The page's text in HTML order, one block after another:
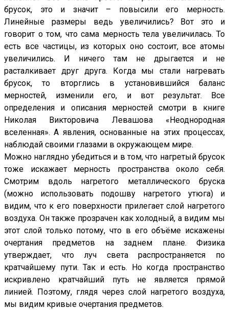
брусок, это и значит – повысили его мерность.
Линейные размеры ведь увеличились? Вот это и
говорит о том, что сама мерность тела увеличилась. То
есть все частицы, из которых оно состоит, все атомы
увеличились. И ничего там не дрыгается и не
расталкивает друг друга. Когда мы стали нагревать
брусок, то вторглись в установившийся баланс
мерностей, изменили его, и вот результат. Все
определения и описания мерностей смотри в книге
Николая Викторовича Левашова «Неоднородная
вселенная». А явления, основанные на этих процессах,
наблюдай своими глазами в окружающем мире.
Можно наглядно убедиться и в том, что нагретый брусок
тоже искажает мерность пространства около себя.
Смотрим вдоль нагретого металлического бруска
(можно использовать подошву нагретого утюга) и
видим, что к его поверхности прилегает слой нагретого
воздуха. Он также прозрачен как холодный, а видим мы
этот слой только потому, что в его объёме искажены
очертания предметов на заднем плане. Физика
утверждает, что луч света распространяется по
кратчайшему пути. Так и есть. Но когда пространство
искривлено кратчайший путь не является прямой
линией. Поэтому, глядя через слой нагретого воздуха,
мы видим кривые очертания предметов.